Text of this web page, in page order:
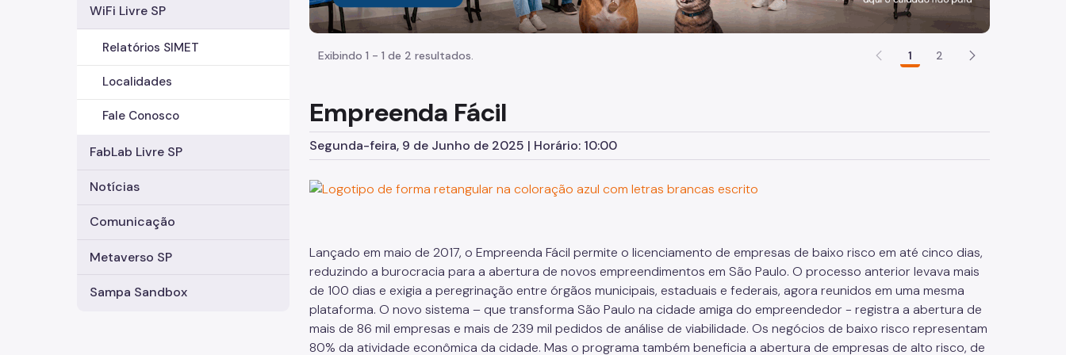
WiFi Livre SP
Relatórios SIMET
Localidades
Fale Conosco
FabLab Livre SP
Notícias
Comunicação
Metaverso SP
Sampa Sandbox
Exibindo 1 - 1 de 2 resultados. 1 2
Empreenda Fácil
Segunda-feira, 9 de Junho de 2025 | Horário: 10:00
Lançado em maio de 2017, o Empreenda Fácil permite o licenciamento de empresas de baixo risco em até cinco dias,
reduzindo a burocracia para a abertura de novos empreendimentos em São Paulo. O processo anterior levava mais
de 100 dias e exigia a peregrinação entre órgãos municipais, estaduais e federais, agora reunidos em uma mesma
plataforma. O novo sistema – que transforma São Paulo na cidade amiga do empreendedor - registra a abertura de
mais de 86 mil empresas e mais de 239 mil pedidos de análise de viabilidade. Os negócios de baixo risco representam
80% da atividade econômica da cidade. Mas o programa também beneficia a abertura de empresas de alto risco, de